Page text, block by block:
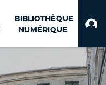
BIBLIOTHÈQUE
NUMÉRIQUE